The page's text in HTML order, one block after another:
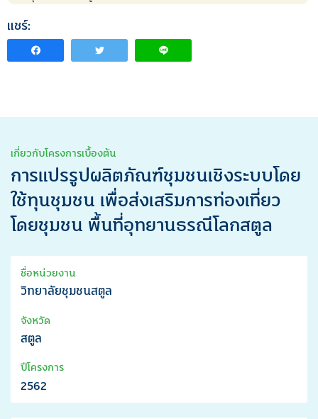
แชร์:
เกี่ยวกับโครงการเบื้องต้น
การแปรรูปผลิตภัณฑ์ชุมชนเชิงระบบโดย
ใช้ทุนชุมชน เพื่อส่งเสริมการท่องเที่ยว
โดยชุมชน พื้นที่อุทยานธรณีโลกสตูล
ชื่อหน่วยงาน
วิทยาลัยชุมชนสตูล
จังหวัด
สตูล
ปีโครงการ
2562